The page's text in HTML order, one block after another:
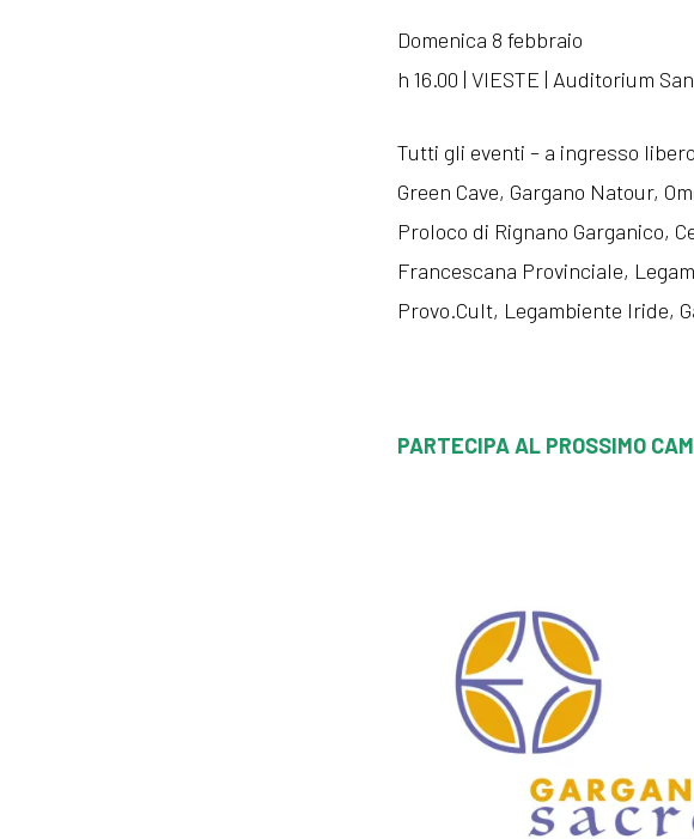
Domenica 8 febbraio
h 16.00 | VIESTE | Auditorium
Tutti gli eventi – a ingresso
Green Cave, Gargano Natour,
Proloco di Rignano Garganico,
Francescana Provinciale,
Provo.Cult, Legambiente Iride,
PARTECIPA AL PROSSIMO